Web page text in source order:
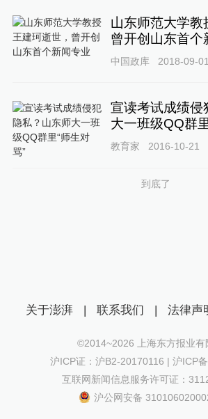
山东师范大学教
曾开创山东首个
中国政库 2018-09-01
宣读考试成绩侵
大一班级QQ群
教育家 2016-10-21
到底了
关于澎湃 | 联系我们 | 法律声
©2014~2026 上海东方报业有
沪ICP证：沪B2-20170116 | 沪ICP
互联网新闻信息服务许可证：
沪公网安备